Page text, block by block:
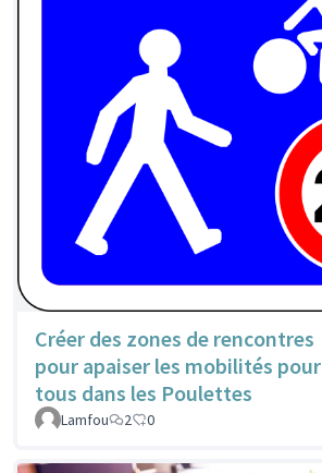
Créer des zones de rencontres
pour apaiser les mobilités pour
tous dans les Poulettes
Lamfou 2 0